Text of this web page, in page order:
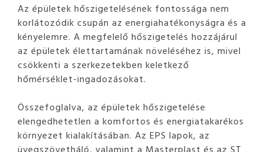
Az épületek hőszigetelésének fontossága nem
korlátozódik csupán az energiahatékonyságra és a
kényelemre. A megfelelő hőszigetelés hozzájárul
az épületek élettartamának növeléséhez is, mivel
csökkenti a szerkezetekben keletkező
hőmérséklet-ingadozásokat.
Összefoglalva, az épületek hőszigetelése
elengedhetetlen a komfortos és energiatakarékos
környezet kialakításában. Az EPS lapok, az
üvegszövetháló, valamint a Masterplast és az ST